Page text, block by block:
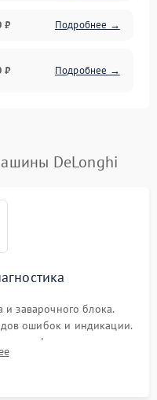
₽ Подробнее →
₽ Подробнее →
Подробнее →
DeLonghi
и заварочного блока.
ошибок и индикации.
и кофемолки на слух.
воды для выявления